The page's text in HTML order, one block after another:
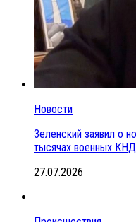
Новости
Зеленский заявил о
тысячах военных
27.07.2026